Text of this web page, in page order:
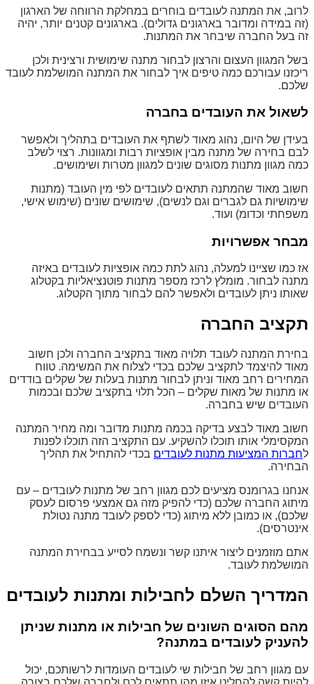
לרוב, את המתנה לעובדים בוחרים במחלקת הרווחה של הארגון
(זה במידה ומדובר בארגונים גדולים). בארגונים קטנים יותר, יהיה
זה בעל החברה שיבחר את המתנות.
בשל המגוון העצום והרצון לבחור מתנה שימושית ורצינית ולכן
ריכזנו עבורכם כמה טיפים איך לבחור את המתנה המושלמת לעובד
שלכם.
לשאול את העובדים בחברה
בעידן של היום, נהוג מאוד לשתף את העובדים בתהליך ולאפשר
לבם בחירה של מתנה מבין אופציות רבות ומגוונות. רצוי לשלב
כמה מגוון מתנות מסוגים שונים למגוון מטרות ושימושים.
חשוב מאוד שהמתנה תתאים לעובדים לפי מין העובד (מתנות
שימושיות גם לגברים וגם לנשים), שימושים שונים (שימוש אישי,
משפחתי וכדומ) ועוד.
מבחר אפשרויות
אז כמו שציינו למעלה, נהוג לתת כמה אופציות לעובדים באיזה
מתנה לבחור. מומלץ לרכז מספר מתנות פוטנציאליות בקטלוג
שאותו ניתן לעובדים ולאפשר להם לבחור מתוך הקטלוג.
תקציב החברה
בחירת המתנה לעובד תלויה מאוד בתקציב החברה ולכן חשוב
מאוד להיצמד לתקציב שלכם בכדי לצלוח את המשימה. טווח
המחירים רחב מאוד וניתן לבחור מתנות בעלות של שקלים בודדים
או מתנות של מאות שקלים – הכל תלוי בתקציב שלכם ובכמות
העובדים שיש בחברה.
חשוב מאוד לבצע בדיקה בכמה מתנות מדובר ומה מחיר המתנה
המקסימלי אותו תוכלו להשקיע. עם התקציב הזה תוכלו לפנות
לחברות המציעות מתנות לעובדים בכדי להתחיל את תהליך
הבחירה.
אנחנו בגרומנס מציעים לכם מגוון רחב של מתנות לעובדים – עם
מיתוג החברה שלכם (כדי להפיק מזה גם אמצעי פרסום לעסק
שלכם), או כמובן ללא מיתוג (כדי לספק לעובד מתנה נטולת
אינטרסים).
אתם מוזמנים ליצור איתנו קשר ונשמח לסייע בבחירת המתנה
המושלמת לעובד.
המדריך השלם לחבילות ומתנות לעובדים
מהם הסוגים השונים של חבילות או מתנות שניתן
להעניק לעובדים במתנה?
עם מגוון רחב של חבילות שי לעובדים העומדות לרשותכם, יכול